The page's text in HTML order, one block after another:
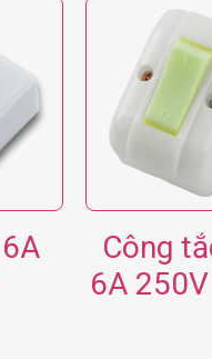
Công
6A